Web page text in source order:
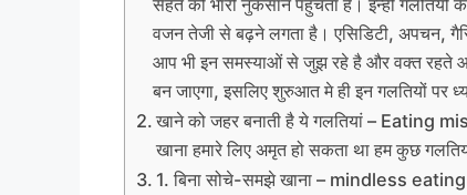
वजन तेजी से बढ़ने लगता है। एसिडिटी, अपचन,
आप भी इन समस्याओं से जुझ रहे है और वक्त रहते
बन जाएगा, इसलिए शुरुआत मे ही इन गलतियों पर
खाने को जहर बनाती है ये गलतियां – Eating
खाना हमारे लिए अमृत हो सकता था हम कुछ
1. बिना सोचे-समझे खाना – mindless eating